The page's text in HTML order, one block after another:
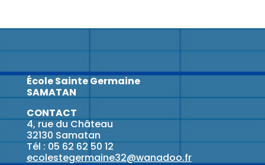
École Sainte Germaine
SAMATAN
CONTACT
4, rue du Château
32130 Samatan
Tél : 05 62 62 50 12
ecolestegermaine32@wanadoo.fr